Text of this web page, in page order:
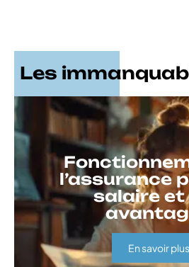
Les
l’assurance
salaire et
En savoir plus